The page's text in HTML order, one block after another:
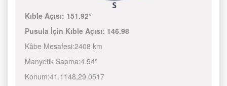
Kıble Açısı: 151.92°
Pusula İçin Kıble Açısı: 146.98
Kâbe Mesafesi:2408 km
Manyetik Sapma:4.94°
Konum:41.1148,29.0517